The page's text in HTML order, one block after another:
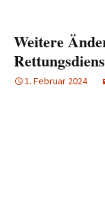
Weitere
1. Februar 2024